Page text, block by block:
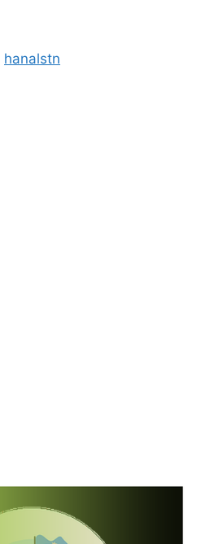
hanalstn